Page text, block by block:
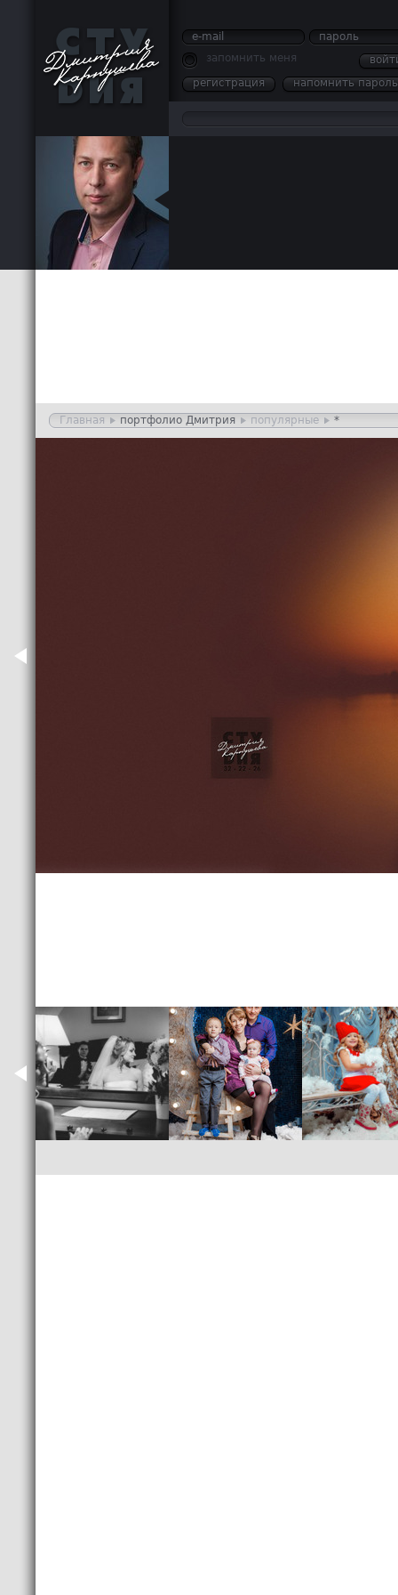
e-mail
пароль
запомнить меня
регистрация
напомнить пароль
Главная портфолио Дмитрия популярные *